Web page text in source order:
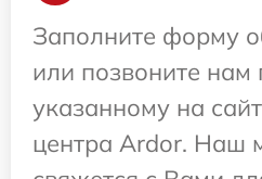
Заполните форму
или позвоните нам
указанному на
центра Ardor. Наш